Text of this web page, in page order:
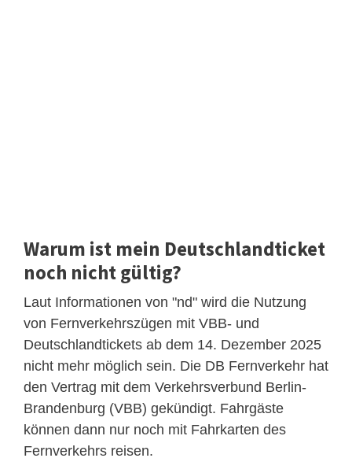
Warum ist mein Deutschlandticket
noch nicht gültig?
Laut Informationen von "nd" wird die Nutzung
von Fernverkehrszügen mit VBB- und
Deutschlandtickets ab dem 14. Dezember 2025
nicht mehr möglich sein. Die DB Fernverkehr hat
den Vertrag mit dem Verkehrsverbund Berlin-
Brandenburg (VBB) gekündigt. Fahrgäste
können dann nur noch mit Fahrkarten des
Fernverkehrs reisen.